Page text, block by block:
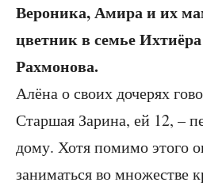
Вероника, Амира и их
цветник в семье
Рахмонова.
Алёна о своих дочерях
Старшая Зарина, ей 12, –
дому. Хотя помимо этого
заниматься во множестве